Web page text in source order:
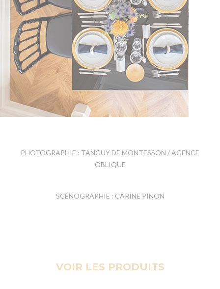
PHOTOGRAPHIE : TANGUY DE MONTESSON / AGENCE
OBLIQUE
SCÉNOGRAPHIE : CARINE PINON
VOIR LES PRODUITS